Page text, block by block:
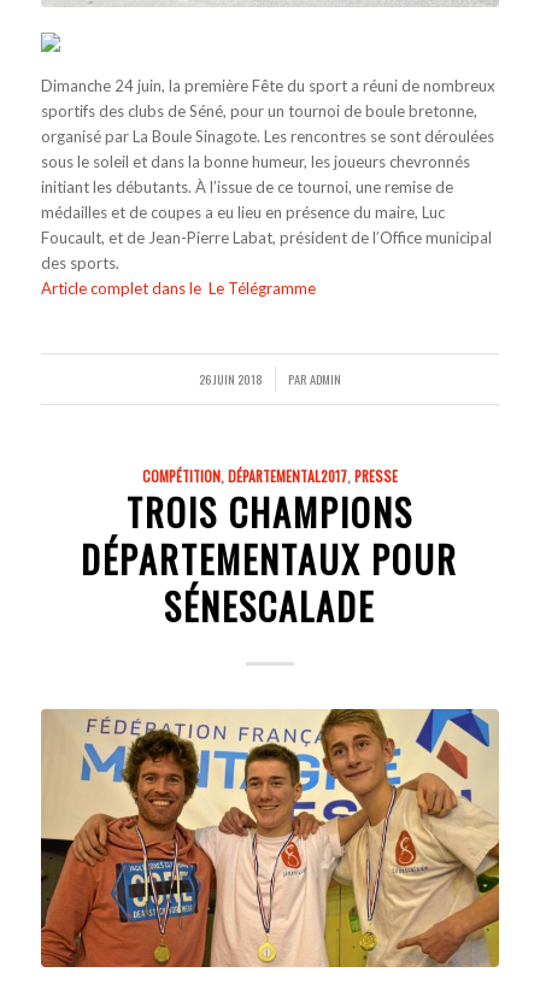
Dimanche 24 juin, la première Fête du sport a réuni de nombreux
sportifs des clubs de Séné, pour un tournoi de boule bretonne,
organisé par La Boule Sinagote. Les rencontres se sont déroulées
sous le soleil et dans la bonne humeur, les joueurs chevronnés
initiant les débutants. À l’issue de ce tournoi, une remise de
médailles et de coupes a eu lieu en présence du maire, Luc
Foucault, et de Jean-Pierre Labat, président de l’Office municipal
des sports.
Article complet dans le Le Télégramme
26 JUIN 2018
/ PARADMIN
COMPÉTITION,DÉPARTEMENTAL2017,PRESSE
TROIS CHAMPIONS
DÉPARTEMENTAUX POUR
SÉNESCALADE